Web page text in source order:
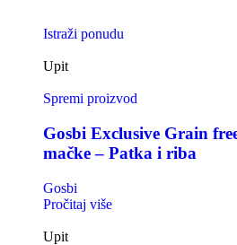
Istraži ponudu
Upit
Spremi proizvod
Gosbi Exclusive Grain
mačke – Patka i riba
Gosbi
Pročitaj više
Upit